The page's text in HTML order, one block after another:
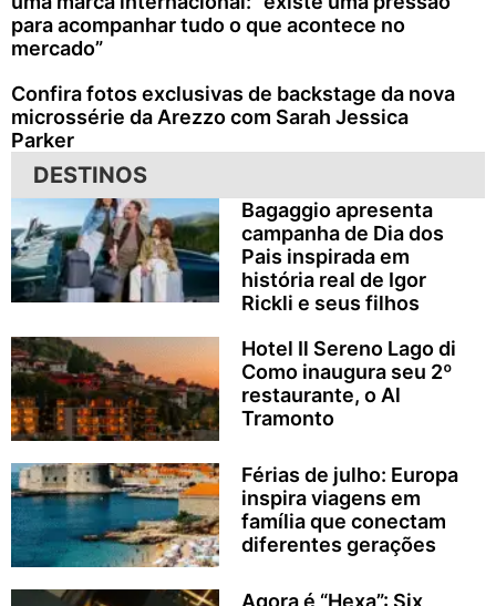
para acompanhar tudo o que acontece no
mercado”
Confira fotos exclusivas de backstage da nova
microssérie da Arezzo com Sarah Jessica
Parker
DESTINOS
Bagaggio apresenta
campanha de Dia dos
Pais inspirada em
história real de Igor
Rickli e seus filhos
Hotel Il Sereno Lago di
Como inaugura seu 2º
restaurante, o Al
Tramonto
Férias de julho: Europa
inspira viagens em
família que conectam
diferentes gerações
Agora é “Hexa”: Six